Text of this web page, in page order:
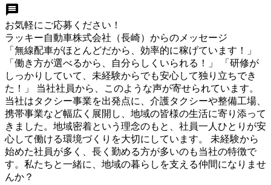
お気軽にご応募ください！
ラッキー自動車株式会社（長崎） からのメッセージ
「無線配車がほとんどだから、効率的に稼げています！」
「働き方が選べるから、自分らしくいられる！」 「研修が
しっかりしていて、未経験からでも安心して独り立ちでき
た！」 当社社員から、このような声が寄せられています。
当社はタクシー事業を出発点に、介護タクシーや整備工場、
携帯事業など幅広く展開し、地域の皆様の生活に寄り添って
きました。地域密着という理念のもと、社員一人ひとりが安
心して働ける環境づくりを大切にしています。 未経験から
始めた社員が多く、長く勤める方が多いのも当社の特徴で
す。私たちと一緒に、地域の暮らしを支える仲間になりませ
んか？